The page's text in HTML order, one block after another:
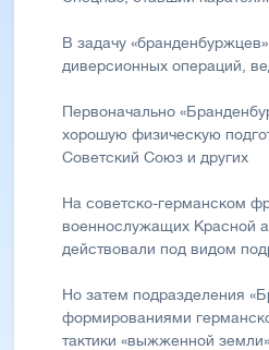
В задачу
диверсионных операций,
Первоначально
хорошую физическую
Советский Союз и других
На советско-германском
военнослужащих Красной
действовали под видом
Но затем подразделения
формированиями
тактики «выжженной